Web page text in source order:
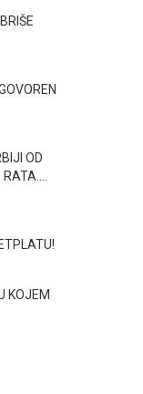
OD
KOJEM